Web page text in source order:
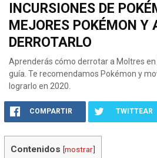
INCURSIONES DE
MEJORES POKÉMON Y
DERROTARLO
Aprenderás cómo derrotar a Moltres
guía. Te recomendamos Pokémon y
lograrlo en 2020.
COMPARTIR TWITTEAR
Contenidos [mostrar]